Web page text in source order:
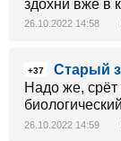
здохни вже в
26.10.2022 14:58
+37
Старый
Надо же, срёт
26.10.2022 14:59